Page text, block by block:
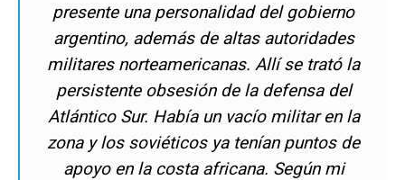
presente una personalidad del gobierno
argentino, además de altas autoridades
militares norteamericanas. Allí se trató la
persistente obsesión de la defensa del
Atlántico Sur. Había un vacío militar en la
zona y los soviéticos ya tenían puntos de
apoyo en la costa africana. Según mi